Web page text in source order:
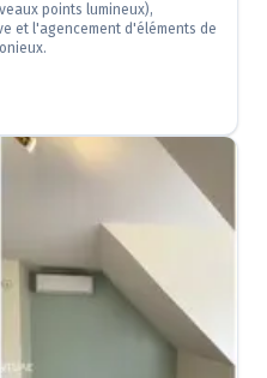
points lumineux),
et l'agencement d'éléments de